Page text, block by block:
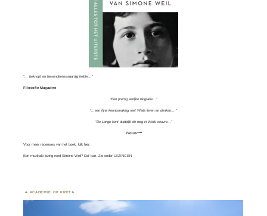
“… beknopt en bewonderenswaardig helder…”
Filosofie Magazine
“Een prettig eerlijke biografie…”
“…een fijne kennismaking met Weils leven en denken….”
“De Lange kent duidelijk de weg in Weils oeuvre…”
Trouw****
Voor meer recensies van het boek, klik hier.
Een muzikale lezing rond Simone Weil? Dat kan. Zie onderLEZINGEN
ACADEMIE OP KRETA